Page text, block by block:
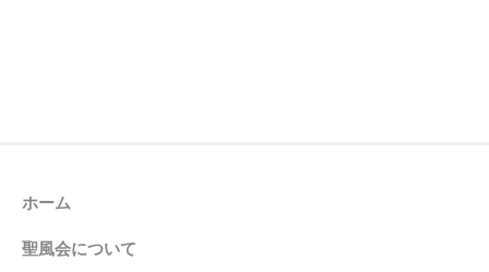
ホーム
聖風会について